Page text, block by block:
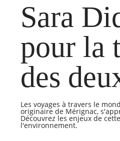
Sara
pour la
des
Les voyages à travers le
originaire de Mérignac,
Découvrez les enjeux de
l'environnement.